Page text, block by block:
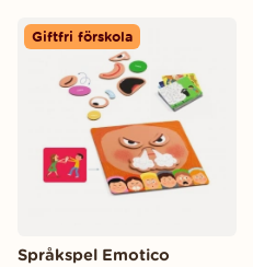
Giftfri förskola
Språkspel Emotico